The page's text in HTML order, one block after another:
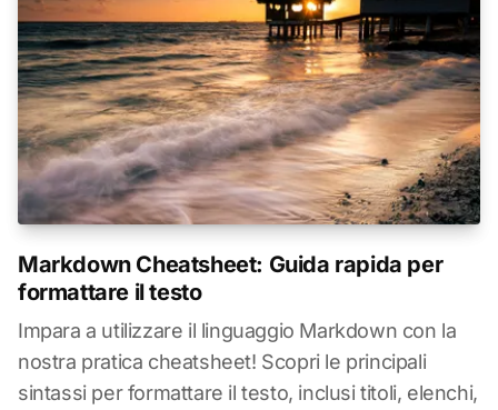
Markdown Cheatsheet: Guida rapida per
formattare il testo
Impara a utilizzare il linguaggio Markdown con la
nostra pratica cheatsheet! Scopri le principali
sintassi per formattare il testo, inclusi titoli, elenchi,